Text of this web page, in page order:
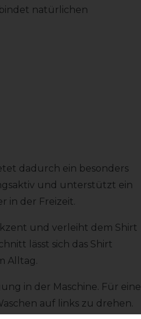
natürlichen
dadurch ein besonders
und unterstützt ein
in der Freizeit.
und verleiht dem Shirt
lässt sich das Shirt
Alltag.
in der Maschine. Für eine
auf links zu drehen.